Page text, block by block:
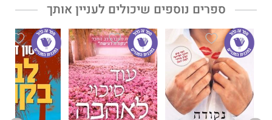
ספרים נוספים שיכולים לעניין אותך